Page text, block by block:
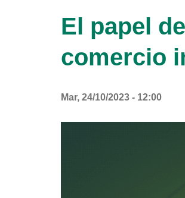
El papel
comercio
Mar, 24/10/2023 - 12:00